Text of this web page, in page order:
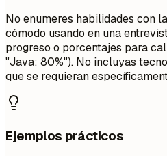
No enumeres habilidades con
cómodo usando en una
progreso o porcentajes para
"Java: 80%"). No incluyas
que se requieran
Ejemplos prácticos